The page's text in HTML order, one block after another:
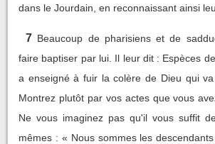
dans le Jourdain, en reconnaissant ainsi
7 Beaucoup de pharisiens et de
faire baptiser par lui. Il leur dit : Espèces
a enseigné à fuir la colère de Dieu qui
Montrez plutôt par vos actes que vous
Ne vous imaginez pas qu'il vous suffit
mêmes : « Nous sommes les